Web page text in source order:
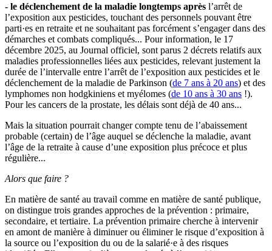
- le déclenchement de la maladie longtemps après l’arrêt de
l’exposition aux pesticides, touchant des personnels pouvant être
parti·es en retraite et ne souhaitant pas forcément s’engager dans des
démarches et combats compliqués... Pour information, le 17
décembre 2025, au Journal officiel, sont parus 2 décrets relatifs aux
maladies professionnelles liées aux pesticides, relevant justement la
durée de l’intervalle entre l’arrêt de l’exposition aux pesticides et le
déclenchement de la maladie de Parkinson (de 7 ans à 20 ans) et des
lymphomes non hodgkiniens et myélomes (de 10 ans à 30 ans !).
Pour les cancers de la prostate, les délais sont déjà de 40 ans...
Mais la situation pourrait changer compte tenu de l’abaissement
probable (certain) de l’âge auquel se déclenche la maladie, avant
l’âge de la retraite à cause d’une exposition plus précoce et plus
régulière...
Alors que faire ?
En matière de santé au travail comme en matière de santé publique,
on distingue trois grandes approches de la prévention : primaire,
secondaire, et tertiaire. La prévention primaire cherche à intervenir
en amont de manière à diminuer ou éliminer le risque d’exposition à
la source ou l’exposition du ou de la salarié·e à des risques